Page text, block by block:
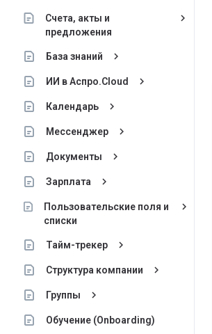
Счета, акты и
предложения
keyboard_arrow_right
База знаний keyboard_arrow_right
ИИ в Аспро.Cloud keyboard_arrow_right
Календарь keyboard_arrow_right
Мессенджер keyboard_arrow_right
Документы keyboard_arrow_right
Зарплата keyboard_arrow_right
Пользовательские поля и
списки
keyboard_arrow_right
Тайм-трекер keyboard_arrow_right
Структура компании keyboard_arrow_right
Группы keyboard_arrow_right
Обучение (Onboarding)